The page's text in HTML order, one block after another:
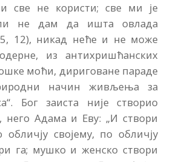
све не користи; све ми је
не дам да ишта овлада
12), никад неће и не може
из антихришћанских
моћи, дириговане параде
начин живљења за
Бог заиста није створио
него Адама и Еву: „И створи
обличју својему, по обличју
га; мушко и женско створи